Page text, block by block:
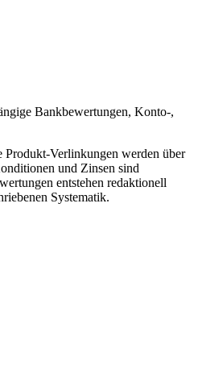
Bankbewertungen, Konto-,
Produkt-Verlinkungen werden über
und Zinsen sind
entstehen redaktionell
Systematik.